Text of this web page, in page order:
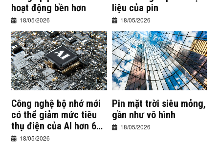
hoạt động bền hơn
18/05/2026
liệu của pin
18/05/2026
Công nghệ bộ nhớ mới
có thể giảm mức tiêu
thụ điện của AI hơn 60
lần18/05/2026
Pin mặt trời siêu mỏng,
gần như vô hình
18/05/2026